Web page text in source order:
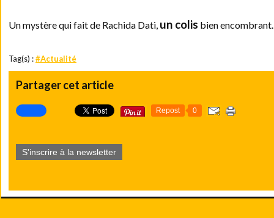
Un mystère qui fait de Rachida Dati, un colis bien encombrant.
Tag(s) :#Actualité
Partager cet article
Repost 0
S'inscrire à la newsletter